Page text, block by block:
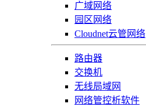
广域网络
园区网络
Cloudnet云管网络
路由器
交换机
无线局域网
网络管控析软件